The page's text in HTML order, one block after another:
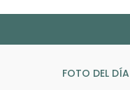
FOTO DEL DÍA